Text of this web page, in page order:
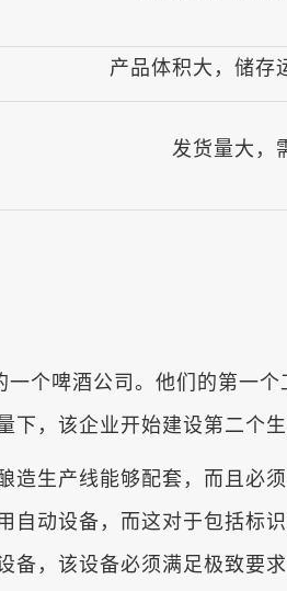
产品体积大，储存
发货量大，
一个啤酒公司。他们的第一
下，该企业开始建设第二个生
造生产线能够配套，而且必
自动设备，而这对于包括标
备，该设备必须满足极致要求